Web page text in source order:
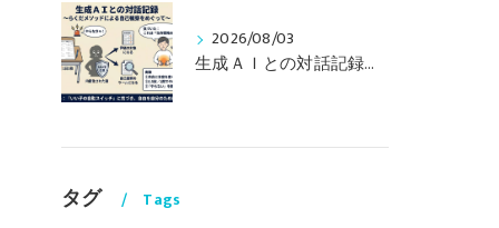
2026/08/03
生成ＡＩとの対話記録（その１） 〜らくだメソッドによる自己観察をめぐって〜
タグ Tags